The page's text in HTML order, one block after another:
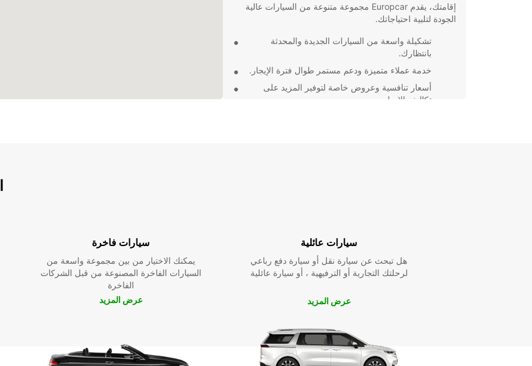
إقامتك، يقدم Europcar مجموعة متنوعة من السيارات عالية
الجودة لتلبية احتياجاتك.
تشكيلة واسعة من السيارات الجديدة والمحدثة
بانتظارك.
خدمة عملاء متميزة ودعم مستمر طوال فترة الإيجار.
أسعار تنافسية وعروض خاصة لتوفير المزيد على
تكاليف الإيجار.
سيارات فاخرة
يمكنك الاختيار من بين مجموعة واسعة من
السيارات الفاخرة المصنوعة من قبل الشركات
الفاخرة
عرض المزيد
سيارات عائلية
هل تبحث عن سيارة نقل أو سيارة دفع رباعي
لرحلتك التجارية أو الترفيهية ، أو سيارة عائلية
عرض المزيد